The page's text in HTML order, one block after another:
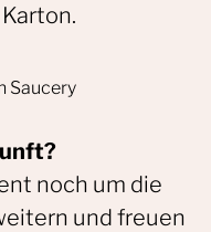
Saucery
noch um die
und freuen